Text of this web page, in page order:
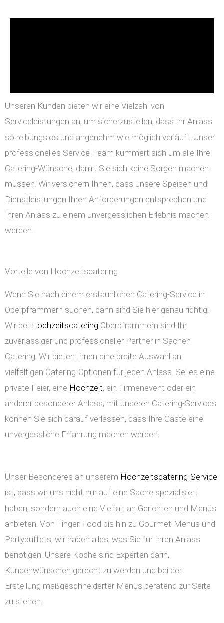
Unseren Kunden bieten wir eine Vielzahl von
Serviceleistungen an, um sicherzustellen, dass Ihr Anlass
so reibungslos und angenehm wie möglich verläuft. Unser
professionelles Service-Team kümmert sich um alle Ihre
Catering-Wünsche, damit Sie sich keine Sorgen machen
müssen. Wir versichern Ihnen, dass unsere Speisen und
Dienstleistungen Ihren Anforderungen entsprechen und
Ihren Anlass zu einem unvergesslichen Erlebnis machen
werden.
Vorteile von Hochzeitscatering
Wenn Sie nach einem erstaunlichen Catering-Service in
Oberpframmern suchen, dann sind Sie hier genau richtig!
Wir bei Hochzeitscatering Oberpframmern sind Ihr
zuverlässiger und professioneller Partner in Sachen
Catering. Wir bieten Ihnen eine breite Auswahl an
vielfältigen Catering-Optionen für jeden Anlass. Sei es eine
private Feier, eine Hochzeit, ein Firmenevent oder ein
anderer besonderer Anlass, mit unseren Catering-Services
können Sie sich darauf verlassen, dass Ihre Gäste eine
unvergessliche Erfahrung machen werden.
Unser Besonderes an unserem Hochzeitscatering-Service
ist, dass wir uns nicht nur auf eine Sache spezialisiert
haben, sondern auch eine Vielfalt an Gerichten und Menüs
anbieten. Von Finger-Food bis hin zu Gourmet-Menüs und
Partybuffets, wir haben alles, was Sie für Ihren Anlass
benötigen. Unsere Köche sind Experten darin,
Kundenwünschen gerecht zu werden und bei der
Erstellung maßgeschneiderter Menüs beratend zur Seite
zu stehen.